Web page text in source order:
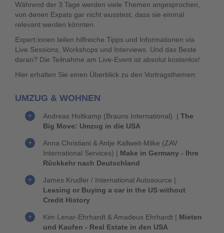
Während der 3 Tage werden viele Themen angesprochen,
von denen Expats gar nicht wusstest, dass sie einmal
relevant werden könnten.
Expert:innen teilen hilfreiche Tipps und Informationen via
Live Sessions, Workshops und Interviews. Und das Beste
daran? Die Teilnahme am Live-Event ist absolut kostenlos!
Hier erhalten Sie einen Überblick zu den Vortragsthemen:
UMZUG & WOHNEN
Andreas Holtkamp (Brauns International) | The
Big Move: Umzug in die USA
Anna Christiani & Antje Kallweit-Milke (ZAV
International Services) | Make in Germany - Ihre
Rückkehr nach Deutschland
James Krudler / International Autosource |
Leasing or Buying a car in the US without
Credit History
Kim Lenar-Ehrhardt & Amadeus Ehrhardt | Mieten
und Kaufen - Real Estate in den USA